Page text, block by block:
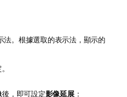
法。根據選取的表示法，顯示的
後，即可設定影像延展：